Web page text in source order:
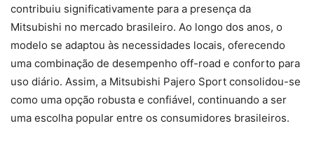
contribuiu significativamente para a presença da
Mitsubishi no mercado brasileiro. Ao longo dos anos, o
modelo se adaptou às necessidades locais, oferecendo
uma combinação de desempenho off-road e conforto para
uso diário. Assim, a Mitsubishi Pajero Sport consolidou-se
como uma opção robusta e confiável, continuando a ser
uma escolha popular entre os consumidores brasileiros.